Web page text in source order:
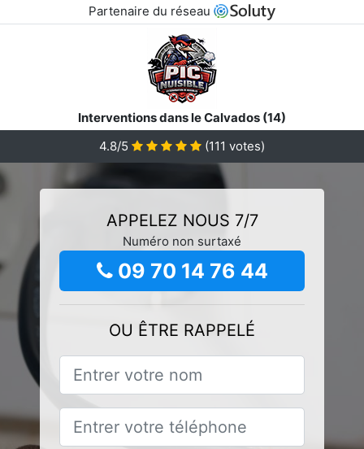
Partenaire du réseau
Interventions dans le Calvados (14)
4.8/5
(111 votes)
APPELEZ NOUS 7/7
Numéro non surtaxé
09 70 14 76 44
OU ÊTRE RAPPELÉ